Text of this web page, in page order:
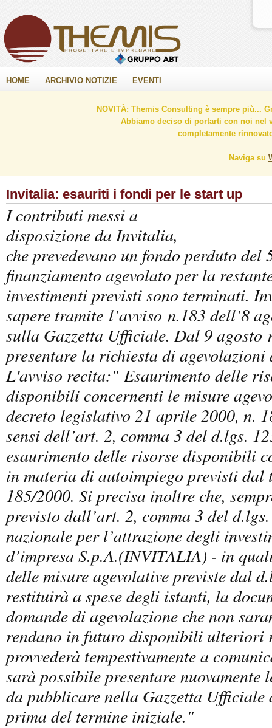
HOME ARCHIVIO NOTIZIE EVENTI
NOVITÀ: Themis Consulting è sempre più...
Abbiamo deciso di portarti con noi nel
completamente
Naviga su
Invitalia: esauriti i fondi per le start up
I contributi messi a
disposizione da Invitalia,
che prevedevano un fondo perduto del
finanziamento agevolato per la
investimenti previsti sono terminati.
sapere tramite l’avviso n.183 dell’8
sulla Gazzetta Ufficiale. Dal 9 agosto
presentare la richiesta di
L'avviso recita:" Esaurimento delle
disponibili concernenti le misure
decreto legislativo 21 aprile 2000, n.
sensi dell’art. 2, comma 3 del d.lgs.
esaurimento delle risorse disponibili
in materia di autoimpiego previsti
185/2000. Si precisa inoltre che,
previsto dall’art. 2, comma 3 del
nazionale per l’attrazione degli
d’impresa S.p.A.(INVITALIA) - in
delle misure agevolative previste dal
restituirà a spese degli istanti, la
domande di agevolazione che non
rendano in futuro disponibili ulteriori
provvederà tempestivamente a
sarà possibile presentare nuovamente
da pubblicare nella Gazzetta Ufficiale
prima del termine iniziale."